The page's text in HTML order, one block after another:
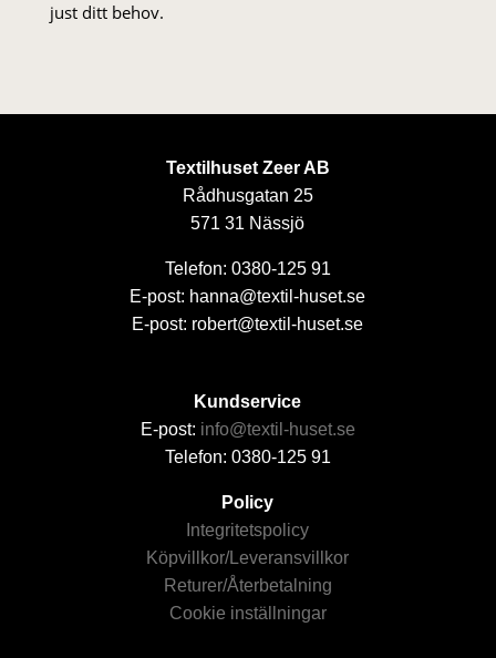
just ditt behov.
Textilhuset Zeer AB
Rådhusgatan 25
571 31 Nässjö
Telefon: 0380-125 91
E-post: hanna@textil-huset.se
E-post: robert@textil-huset.se
Kundservice
E-post: info@textil-huset.se
Telefon: 0380-125 91
Policy
Integritetspolicy
Köpvillkor/Leveransvillkor
Returer/Återbetalning
Cookie inställningar